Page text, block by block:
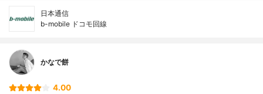
日本通信
b-mobile ドコモ回線
かなで餅
4.00